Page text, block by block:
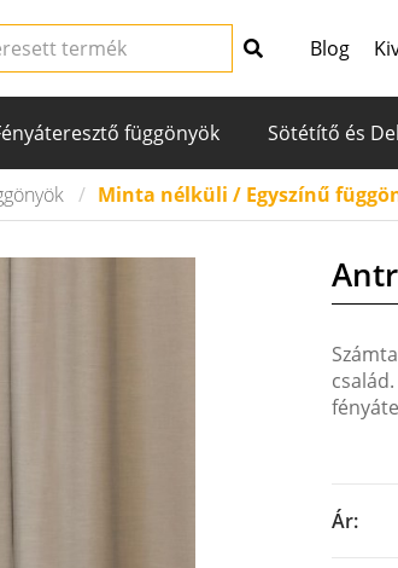
Blog
függönyök Sötétítő és
Minta nélküli / Egyszínű
Ár: